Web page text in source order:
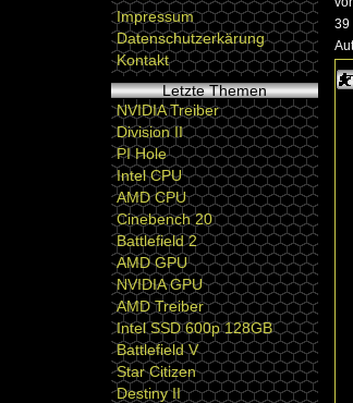
Impressum
Datenschutzerkärung
Kontakt
Letzte Themen
NVIDIA Treiber
Division II
PI Hole
Intel CPU
AMD CPU
Cinebench 20
Battlefield 2
AMD GPU
NVIDIA GPU
AMD Treiber
Intel SSD 600p 128GB
Battlefield V
Star Citizen
Destiny II
39